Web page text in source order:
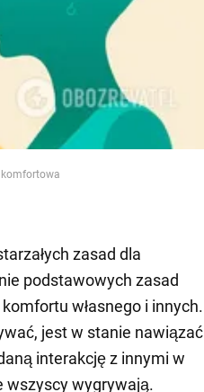
komfortowa
zasad dla
podstawowych zasad
własnego i innych.
jest w stanie nawiązać
interakcję z innymi w
wszyscy wygrywają.